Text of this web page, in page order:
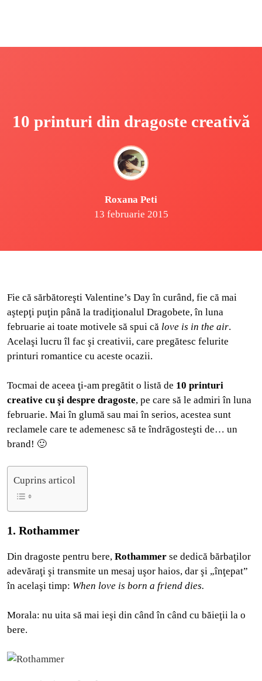
10 printuri din dragoste creativă
Roxana Peti
13 februarie 2015
Fie că sărbătoreşti Valentine’s Day în curând, fie că mai
aştepţi puţin până la tradiţionalul Dragobete, în luna
februarie ai toate motivele să spui că love is in the air.
Acelaşi lucru îl fac şi creativii, care pregătesc felurite
printuri romantice cu aceste ocazii.
Tocmai de aceea ţi-am pregătit o listă de 10 printuri
creative cu şi despre dragoste, pe care să le admiri în luna
februarie. Mai în glumă sau mai în serios, acestea sunt
reclamele care te ademenesc să te îndrăgosteşti de… un
brand! 🙂
Cuprins articol
1. Rothammer
Din dragoste pentru bere, Rothammer se dedică bărbaţilor
adevăraţi şi transmite un mesaj uşor haios, dar şi „înţepat”
în acelaşi timp: When love is born a friend dies.
Morala: nu uita să mai ieşi din când în când cu băieţii la o
bere.